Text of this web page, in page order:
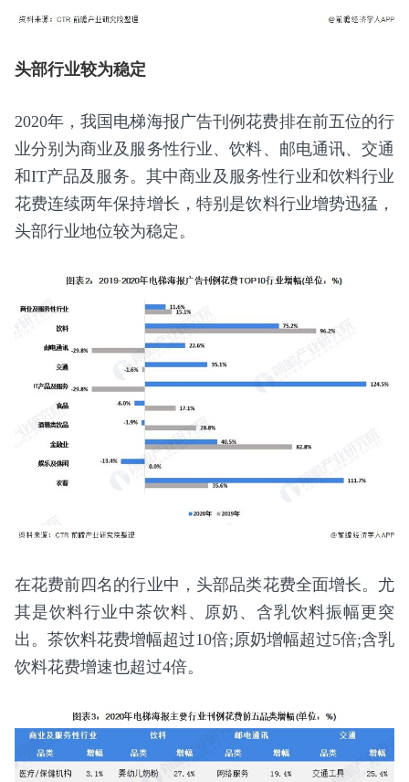
头部行业较为稳定
2020年，我国电梯海报广告刊例花费排在前五位的行
业分别为商业及服务性行业、饮料、邮电通讯、交通
和IT产品及服务。其中商业及服务性行业和饮料行业
花费连续两年保持增长，特别是饮料行业增势迅猛，
头部行业地位较为稳定。
在花费前四名的行业中，头部品类花费全面增长。尤
其是饮料行业中茶饮料、原奶、含乳饮料振幅更突
出。茶饮料花费增幅超过10倍;原奶增幅超过5倍;含乳
饮料花费增速也超过4倍。